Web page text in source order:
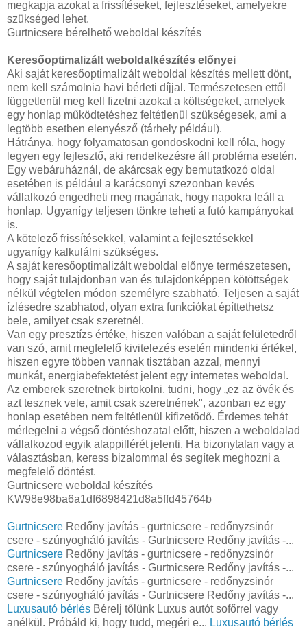
megkapja azokat a frissítéseket, fejlesztéseket, amelyekre
szükséged lehet.
Gurtnicsere bérelhető weboldal készítés
Keresőoptimalizált weboldalkészítés előnyei
Aki saját keresőoptimalizált weboldal készítés mellett dönt,
nem kell számolnia havi bérleti díjjal. Természetesen ettől
függetlenül meg kell fizetni azokat a költségeket, amelyek
egy honlap működtetéshez feltétlenül szükségesek, ami a
legtöbb esetben elenyésző (tárhely például).
Hátránya, hogy folyamatosan gondoskodni kell róla, hogy
legyen egy fejlesztő, aki rendelkezésre áll probléma esetén.
Egy webáruháznál, de akárcsak egy bemutatkozó oldal
esetében is például a karácsonyi szezonban kevés
vállalkozó engedheti meg magának, hogy napokra leáll a
honlap. Ugyanígy teljesen tönkre teheti a futó kampányokat
is.
A kötelező frissítésekkel, valamint a fejlesztésekkel
ugyanígy kalkulálni szükséges.
A saját keresőoptimalizált weboldal előnye természetesen,
hogy saját tulajdonban van és tulajdonképpen kötöttségek
nélkül végtelen módon személyre szabható. Teljesen a saját
ízlésedre szabhatod, olyan extra funkciókat építtethetsz
bele, amilyet csak szeretnél.
Van egy presztízs értéke, hiszen valóban a saját felületedről
van szó, amit megfelelő kivitelezés esetén mindenki értékel,
hiszen egyre többen vannak tisztában azzal, mennyi
munkát, energiabefektetést jelent egy internetes weboldal.
Az emberek szeretnek birtokolni, tudni, hogy „ez az övék és
azt tesznek vele, amit csak szeretnének", azonban ez egy
honlap esetében nem feltétlenül kifizetődő. Érdemes tehát
mérlegelni a végső döntéshozatal előtt, hiszen a weboldalad
vállalkozod egyik alappillérét jelenti. Ha bizonytalan vagy a
választásban, keress bizalommal és segítek meghozni a
megfelelő döntést.
Gurtnicsere weboldal készítés
KW98e98ba6a1df6898421d8a5ffd45764b
Gurtnicsere Redőny javítás - gurtnicsere - redőnyzsinór
csere - szúnyogháló javítás - Gurtnicsere Redőny javítás -...
Gurtnicsere Redőny javítás - gurtnicsere - redőnyzsinór
csere - szúnyogháló javítás - Gurtnicsere Redőny javítás -...
Gurtnicsere Redőny javítás - gurtnicsere - redőnyzsinór
csere - szúnyogháló javítás - Gurtnicsere Redőny javítás -...
Luxusautó bérlés Bérelj tőlünk Luxus autót sofőrrel vagy
anélkül. Próbáld ki, hogy tudd, megéri e... Luxusautó bérlés